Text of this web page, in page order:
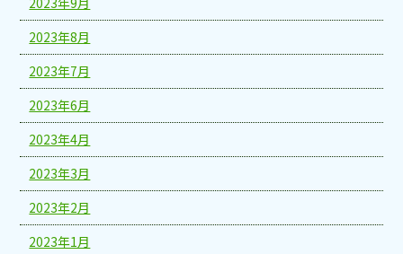
2023年8月
2023年7月
2023年6月
2023年4月
2023年3月
2023年2月
2023年1月